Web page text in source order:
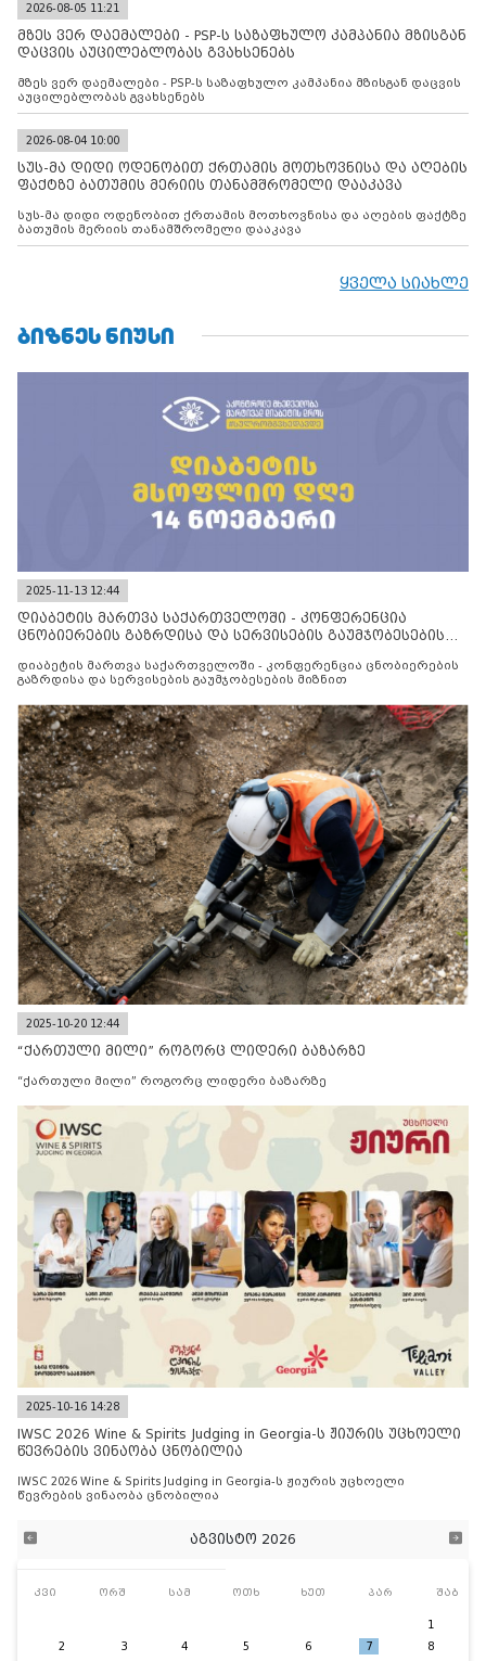
2026-08-05 11:21
მზეს ვერ დაემალები - PSP-ს საზაფხულო კამპანია მზისგან
დაცვის აუცილებლობას გვახსენებს
მზეს ვერ დაემალები - PSP-ს საზაფხულო კამპანია მზისგან დაცვის
აუცილებლობას გვახსენებს
2026-08-04 10:00
სუს-მა დიდი ოდენობით ქრთამის მოთხოვნისა და აღების
ფაქტზე ბათუმის მერიის თანამშრომელი დააკავა
სუს-მა დიდი ოდენობით ქრთამის მოთხოვნისა და აღების ფაქტზე
ბათუმის მერიის თანამშრომელი დააკავა
ყველა სიახლე
ᲑᲘᲖᲜᲔᲡ ᲜᲘᲣᲡᲘ
2025-11-13 12:44
დიაბეტის მართვა საქართველოში - კონფერენცია
ცნობიერების გაზრდისა და სერვისების გაუმჯობესების
დიაბეტის მართვა საქართველოში - კონფერენცია ცნობიერების
გაზრდისა და სერვისების გაუმჯობესების მიზნით
2025-10-20 12:44
“ქართული მილი” როგორც ლიდერი ბაზარზე
“ქართული მილი” როგორც ლიდერი ბაზარზე
2025-10-16 14:28
IWSC 2026 Wine & Spirits Judging in Georgia-ს ჟიურის უცხოელი
წევრების ვინაობა ცნობილია
IWSC 2026 Wine & Spirits Judging in Georgia-ს ჟიურის უცხოელი
წევრების ვინაობა ცნობილია
აგვისტო 2026
კვი ორშ სამ ოთხ ხუთ პარ შაბ
1
2
3 4 5 6 7
8